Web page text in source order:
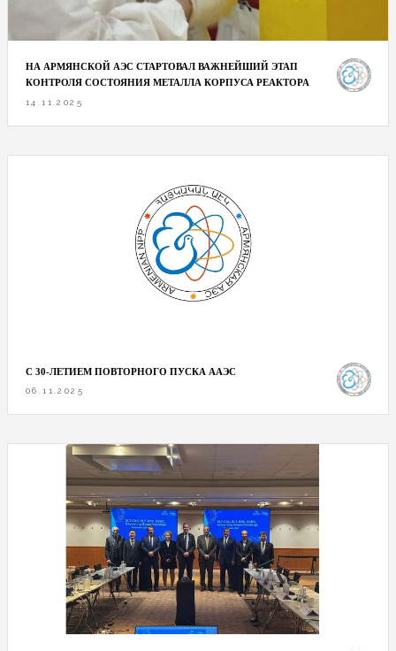
НА АРМЯНСКОЙ АЭС СТАРТОВАЛ ВАЖНЕЙШИЙ ЭТАП
КОНТРОЛЯ СОСТОЯНИЯ МЕТАЛЛА КОРПУСА РЕАКТОРА
14.11.2025
С 30-ЛЕТИЕМ ПОВТОРНОГО ПУСКА ААЭС
06.11.2025